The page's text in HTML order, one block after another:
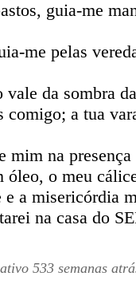
guia-me
me pelas
vale da sombra
comigo; a tua
mim na
óleo, o meu
e a misericórdia
na casa do
ativo 533 semanas